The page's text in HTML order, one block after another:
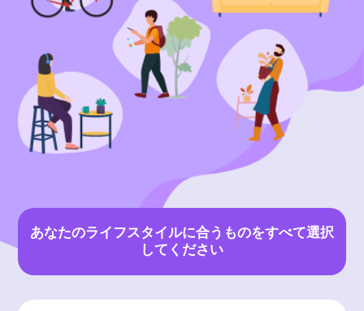
あなたのライフスタイルに合うものをすべて選択
してください